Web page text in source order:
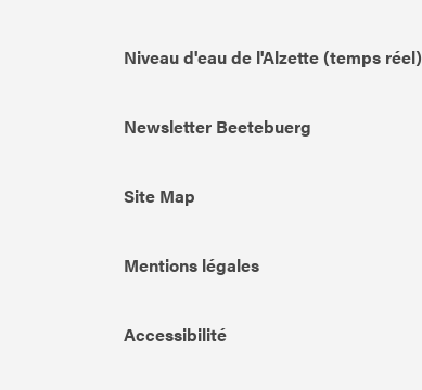
Niveau d'eau de l'Alzette (temps réel)
Newsletter Beetebuerg
Site Map
Mentions légales
Accessibilité